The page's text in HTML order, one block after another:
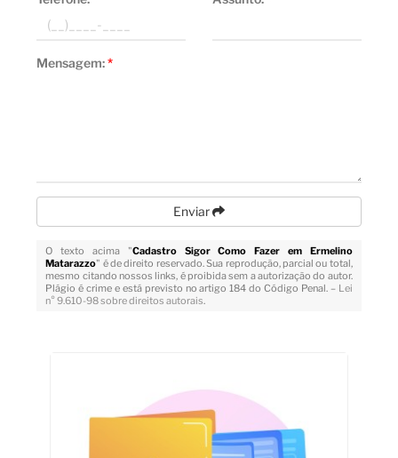
Mensagem:*
Enviar
O texto acima "Cadastro Sigor Como Fazer em Ermelino
Matarazzo" é de direito reservado. Sua reprodução, parcial ou total,
mesmo citando nossos links, é proibida sem a autorização do autor.
Plágio é crime e está previsto no artigo 184 do Código Penal. – Lei
n° 9.610-98 sobre direitos autorais.